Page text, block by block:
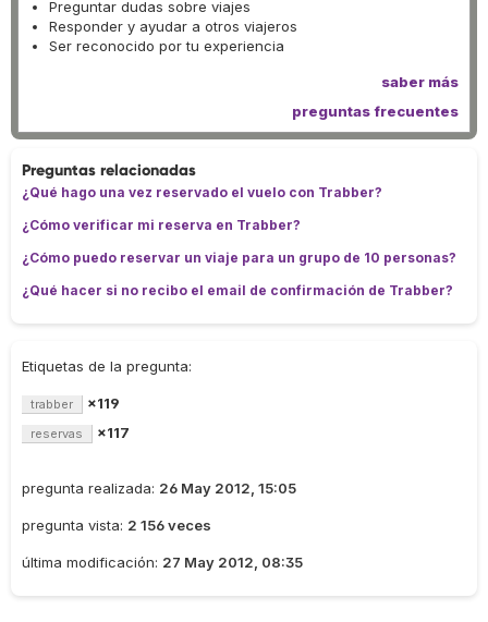
Preguntar dudas sobre viajes
Responder y ayudar a otros viajeros
Ser reconocido por tu experiencia
saber más
preguntas frecuentes
Preguntas relacionadas
¿Qué hago una vez reservado el vuelo con Trabber?
¿Cómo verificar mi reserva en Trabber?
¿Cómo puedo reservar un viaje para un grupo de 10 personas?
¿Qué hacer si no recibo el email de confirmación de Trabber?
Etiquetas de la pregunta:
trabber ×119
reservas ×117
pregunta realizada: 26 May 2012, 15:05
pregunta vista: 2 156 veces
última modificación: 27 May 2012, 08:35